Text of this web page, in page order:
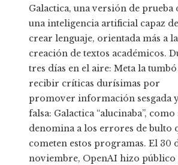
Galactica, una versión de prueba
una inteligencia artificial capaz de
crear lenguaje, orientada más a la
creación de textos académicos.
tres días en el aire: Meta la
recibir críticas durísimas por
promover información sesgada
falsa: Galactica “alucinaba”, como
denomina a los errores de bulto
cometen estos programas. El 30
noviembre, OpenAI hizo público